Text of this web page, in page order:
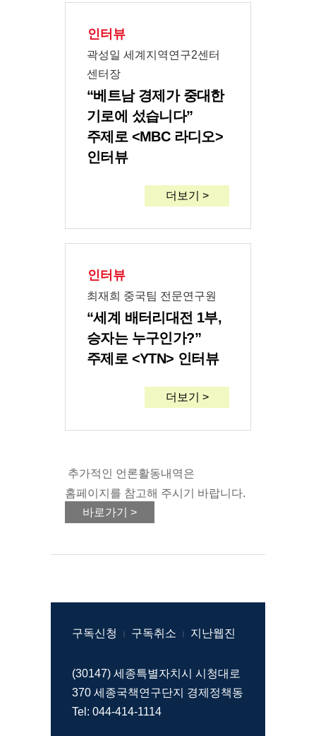
인터뷰
곽성일 세계지역연구2센터
센터장
“베트남 경제가 중대한
기로에 섰습니다”
주제로 <MBC 라디오>
인터뷰
더보기 >
인터뷰
최재희 중국팀 전문연구원
“세계 배터리대전 1부,
승자는 누구인가?”
주제로 <YTN> 인터뷰
더보기 >
추가적인 언론활동내역은
홈페이지를 참고해 주시기 바랍니다.
바로가기 >
구독신청 구독취소 지난웹진
(30147) 세종특별자치시 시청대로
370 세종국책연구단지 경제정책동
Tel: 044-414-1114